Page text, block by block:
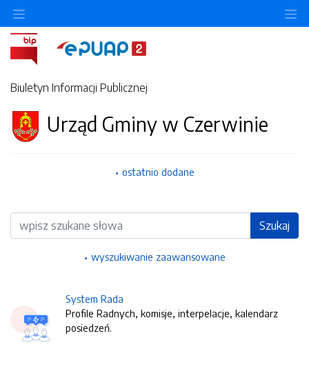
Biuletyn Informacji Publicznej
Urząd Gminy w Czerwinie
ostatnio dodane
Wyszukiwarka Szukaj
wyszukiwanie zaawansowane
System Rada
Profile Radnych, komisje, interpelacje, kalendarz
posiedzeń.